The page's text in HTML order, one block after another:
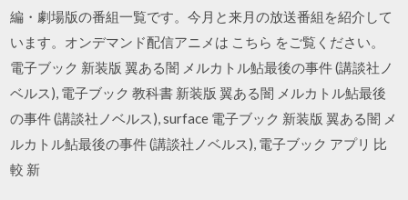
編・劇場版の番組一覧です。今月と来月の放送番組を紹介して
います。オンデマンド配信アニメは こちら をご覧ください。
電子ブック 新装版 翼ある闇 メルカトル鮎最後の事件 (講談社ノ
ベルス), 電子ブック 教科書 新装版 翼ある闇 メルカトル鮎最後
の事件 (講談社ノベルス), surface 電子ブック 新装版 翼ある闇 メ
ルカトル鮎最後の事件 (講談社ノベルス), 電子ブック アプリ 比
較 新